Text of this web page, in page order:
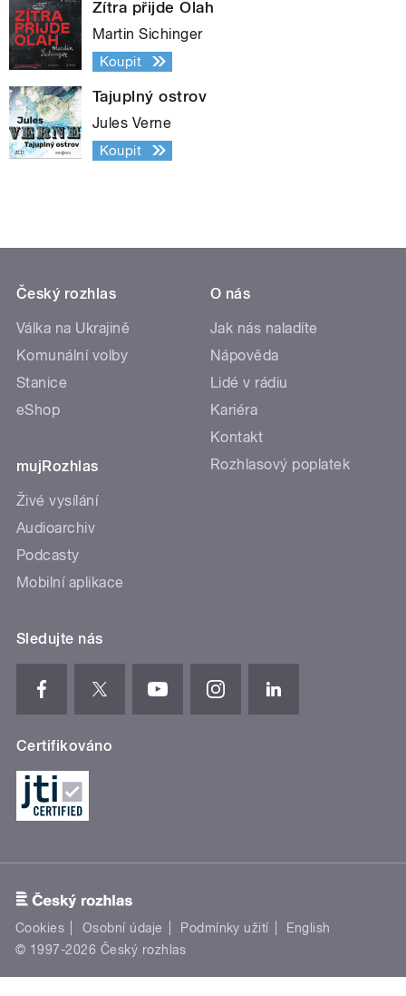
Zítra přijde Olah
Martin Sichinger
Koupit
Tajuplný ostrov
Jules Verne
Koupit
Český rozhlas
Válka na Ukrajině
Komunální volby
Stanice
eShop
mujRozhlas
Živé vysílání
Audioarchiv
Podcasty
Mobilní aplikace
O nás
Jak nás naladíte
Nápověda
Lidé v rádiu
Kariéra
Kontakt
Rozhlasový poplatek
Sledujte nás
Certifikováno
Cookies Osobní údaje Podmínky užití
English
© 1997-2026 Český rozhlas